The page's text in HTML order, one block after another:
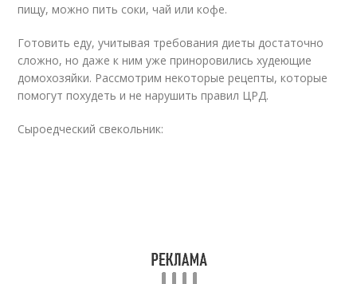
пищу, можно пить соки, чай или кофе.
Готовить еду, учитывая требования диеты достаточно
сложно, но даже к ним уже приноровились худеющие
домохозяйки. Рассмотрим некоторые рецепты, которые
помогут похудеть и не нарушить правил ЦРД.
Сыроедческий свекольник: